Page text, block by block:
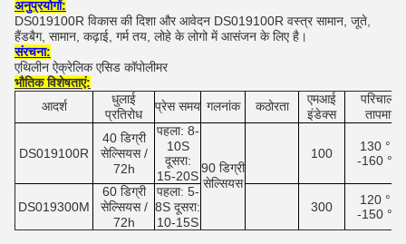
अनुप्रयोगों:
DS019100R विकास की दिशा और आवेदन DS019100R वस्त्र सामान, जूते,
हैंडबैग, सामान, कढ़ाई, गर्म तय, लोहे के लोगो में आसंजन के लिए है।
संरचना:
एथिलीन ऐक्रेलिक एसिड कॉपोलीमर
भौतिक विशेषताएं:
आदर्श
धुलाई
प्रतिरोध
प्रेस समय गलनांक कठोरता
एमआई
इंडेक्स
परिचालन
तापमान
DS019100R
40 डिग्री
सेल्सियस /
72h
पहला: 8-
10S
दूसरा:
15-20S
90 डिग्री
सेल्सियस
100
130 ° C
-160 ° C
DS019300M
60 डिग्री
सेल्सियस /
72h
पहला: 5-
8S दूसरा:
10-15S
300
120 ° C
-150 ° C